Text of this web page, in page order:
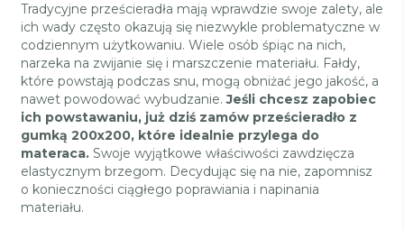
Tradycyjne prześcieradła mają wprawdzie swoje zalety, ale
ich wady często okazują się niezwykle problematyczne w
codziennym użytkowaniu. Wiele osób śpiąc na nich,
narzeka na zwijanie się i marszczenie materiału. Fałdy,
które powstają podczas snu, mogą obniżać jego jakość, a
nawet powodować wybudzanie.Jeśli chcesz zapobiec
ich powstawaniu, już dziś zamów prześcieradło z
gumką 200x200, które idealnie przylega do
materaca. Swoje wyjątkowe właściwości zawdzięcza
elastycznym brzegom. Decydując się na nie, zapomnisz
o konieczności ciągłego poprawiania i napinania
materiału.